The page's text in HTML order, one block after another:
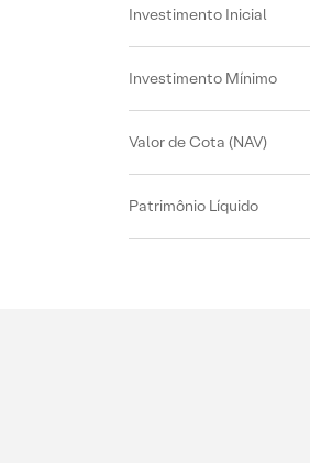
Investimento Inicial
Investimento Mínimo
Valor de Cota (NAV)
Patrimônio Líquido